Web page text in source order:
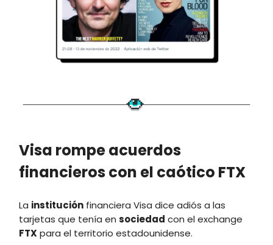
Visa rompe acuerdos
financieros con el caótico FTX
La institución financiera Visa dice adiós a las
tarjetas que tenía en sociedad con el exchange
FTX para el territorio estadounidense.